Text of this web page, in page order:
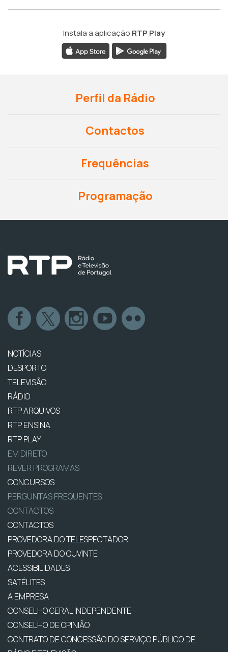
Instala a aplicação RTP Play
Perfil da Rádio
Contactos
Frequências
Programação
NOTÍCIAS
DESPORTO
TELEVISÃO
RÁDIO
RTP ARQUIVOS
RTP ENSINA
RTP PLAY
EM DIRETO
REVER PROGRAMAS
CONCURSOS
PERGUNTAS FREQUENTES
CONTACTOS
CONTACTOS
PROVEDORA DO TELESPECTADOR
PROVEDORA DO OUVINTE
ACESSIBILIDADES
SATÉLITES
A EMPRESA
CONSELHO GERAL INDEPENDENTE
CONSELHO DE OPINIÃO
CONTRATO DE CONCESSÃO DO SERVIÇO PÚBLICO DE